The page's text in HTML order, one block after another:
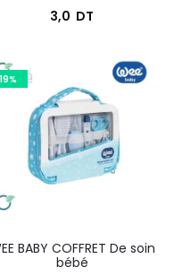
3,0 DT
19%
BABY COFFRET De soin
bébé